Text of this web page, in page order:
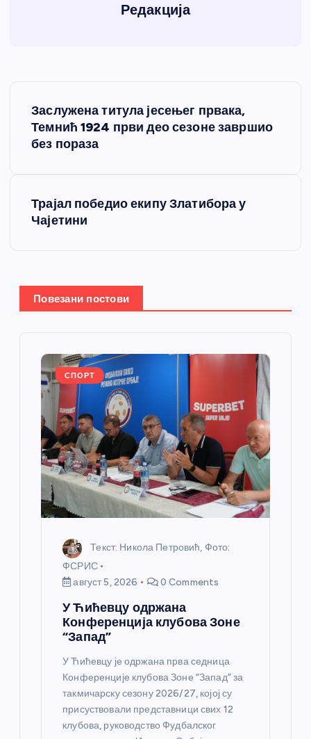
Редакција
Заслужена титула јесењег првака,
Темнић 1924 први део сезоне завршио
без пораза
Трајал победио екипу Златибора у
Чајетини
Повезани постови
СПОРТ
Текст: Никола Петровић, Фото:
ФСРИС
август 5, 2026
0 Comments
У Ћићевцу одржана
Конференција клубова Зоне
“Запад”
У Ћићевцу је одржана прва седница
Конференције клубова Зоне “Запад” за
такмичарску сезону 2026/27, којој су
присуствовали представници свих 12
клубова, руководство Фудбалског